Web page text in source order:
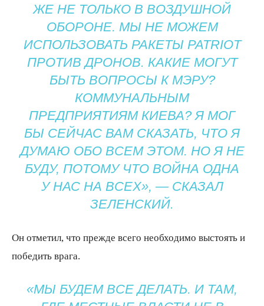
ЖЕ НЕ ТОЛЬКО В ВОЗДУШНОЙ
ОБОРОНЕ. МЫ НЕ МОЖЕМ
ИСПОЛЬЗОВАТЬ РАКЕТЫ PATRIOT
ПРОТИВ ДРОНОВ. КАКИЕ МОГУТ
БЫТЬ ВОПРОСЫ К МЭРУ?
КОММУНАЛЬНЫМ
ПРЕДПРИЯТИЯМ КИЕВА? Я МОГ
БЫ СЕЙЧАС ВАМ СКАЗАТЬ, ЧТО Я
ДУМАЮ ОБО ВСЕМ ЭТОМ. НО Я НЕ
БУДУ, ПОТОМУ ЧТО ВОЙНА ОДНА
У НАС НА ВСЕХ», — СКАЗАЛ
ЗЕЛЕНСКИЙ.
Он отметил, что прежде всего необходимо выстоять и
победить врага.
«МЫ БУДЕМ ВСЕ ДЕЛАТЬ. И ТАМ,